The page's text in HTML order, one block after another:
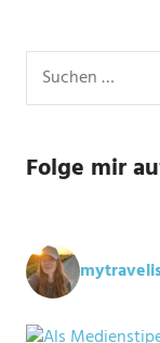
nach:
Folge mir